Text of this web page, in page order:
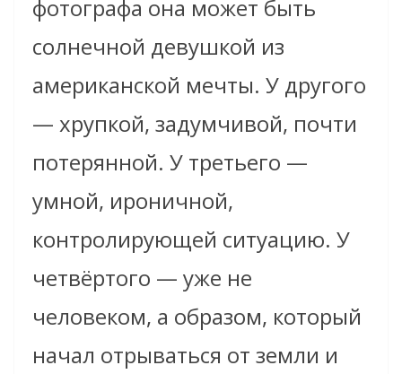
фотографа она может быть
солнечной девушкой из
американской мечты. У другого
— хрупкой, задумчивой, почти
потерянной. У третьего —
умной, ироничной,
контролирующей ситуацию. У
четвёртого — уже не
человеком, а образом, который
начал отрываться от земли и